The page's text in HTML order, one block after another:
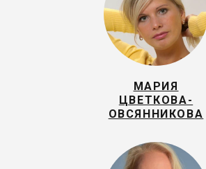
МАРИЯ
ЦВЕТКОВА-
ОВСЯННИКОВА